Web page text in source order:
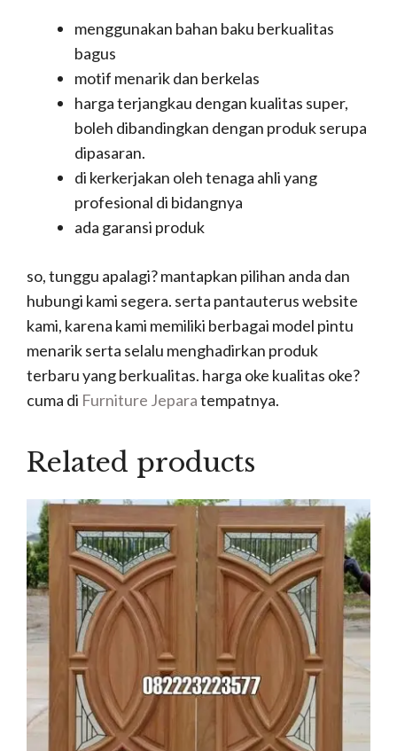
menggunakan bahan baku berkualitas
bagus
motif menarik dan berkelas
harga terjangkau dengan kualitas super,
boleh dibandingkan dengan produk serupa
dipasaran.
di kerkerjakan oleh tenaga ahli yang
profesional di bidangnya
ada garansi produk
so, tunggu apalagi? mantapkan pilihan anda dan
hubungi kami segera. serta pantauterus website
kami, karena kami memiliki berbagai model pintu
menarik serta selalu menghadirkan produk
terbaru yang berkualitas. harga oke kualitas oke?
cuma di Furniture Jeparatempatnya.
Related products